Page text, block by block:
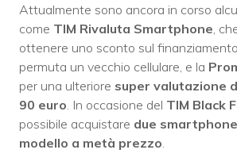
Attualmente sono ancora in corso
come TIM Rivaluta Smartphone ,
ottenere uno sconto sul
permuta un vecchio cellulare, e la
per una ulteriore super valutazione
90 euro . In occasione del TIM Black
possibile acquistare due
modello a metà prezzo